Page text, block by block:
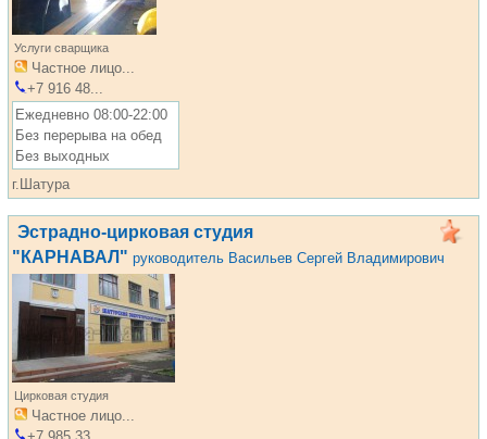
Услуги сварщика
Частное лицо...
+7 916 48...
Ежедневно 08:00-22:00
Без перерыва на обед
Без выходных
г.Шатура
Эстрадно-цирковая студия
"КАРНАВАЛ" руководитель Васильев Сергей Владимирович
Цирковая студия
Частное лицо...